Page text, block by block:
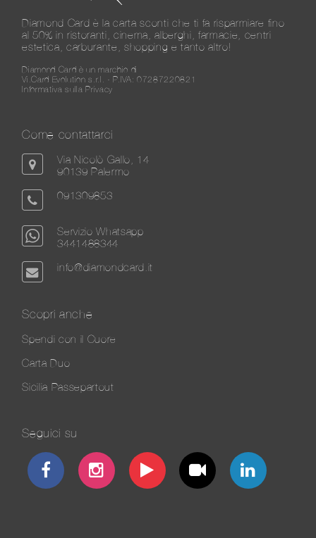
Diamond Card è la carta sconti che ti fa risparmiare fino
al 50% in ristoranti, cinema, alberghi, farmacie, centri
estetica, carburante, shopping e tanto altro!
Diamond Card è un marchio di
Vi.Card Evolution s.r.l. - P.IVA: 07287220821
Informativa sulla Privacy
Come contattarci
Via Nicolò Gallo, 14
90139 Palermo
091309853
Servizio Whatsapp
3441488344
info@diamondcard.it
Scopri anche
Spendi con il Cuore
Carta Duo
Sicilia Passepartout
Seguici su